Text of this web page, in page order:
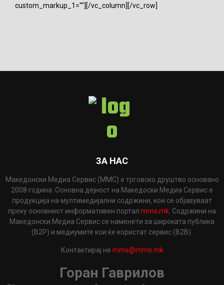
custom_markup_1=""][/vc_column][/vc_row]
ЗА НАС
Македонски Медиа Сервис (ММС) е трговско друштво основано
2008 година. Основна дејност на Македоски Медиа Сервис е
продукција на мултимедијални содржини, кои се објавуваат
преку основниот информативен портал mms.mk . Содржини на
Македонски Медиа Сервис се наменети за широката публика
(B2P) и медиумите кои ќе користат сервис (B2B).
Контактирај не mms@mms.mk
Горан Гаврилов